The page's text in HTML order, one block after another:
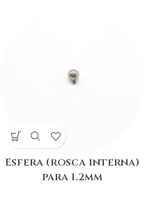
Esfera (rosca interna)
para 1.2mm